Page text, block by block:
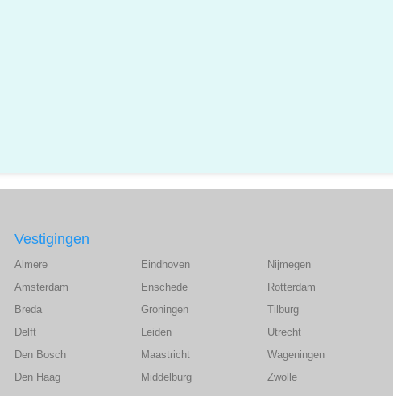
Vestigingen
Almere
Amsterdam
Breda
Delft
Den Bosch
Den Haag
Eindhoven
Enschede
Groningen
Leiden
Maastricht
Middelburg
Nijmegen
Rotterdam
Tilburg
Utrecht
Wageningen
Zwolle